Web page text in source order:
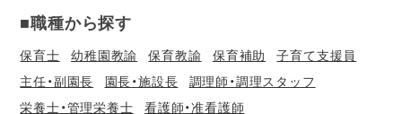
■職種から探す
保育士 幼稚園教諭 保育教諭 保育補助
子育て支援員
主任・副園長
園長・施設長
調理師・調理スタッフ
栄養士・管理栄養士
看護師・准看護師